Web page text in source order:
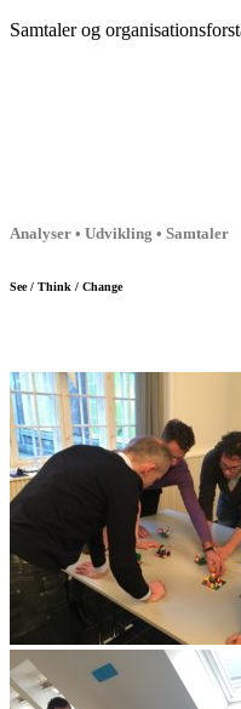
Samtaler og
Analyser • Udvikling • Samtaler
See / Think / Change